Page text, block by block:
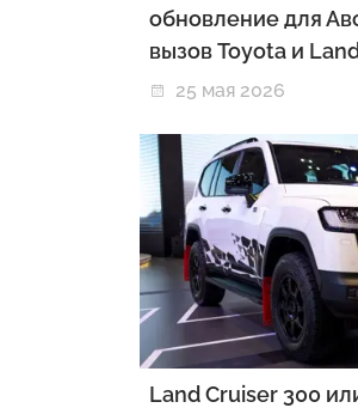
обновление для
вызов Toyota и
25 мая 2026
Land Cruiser 300